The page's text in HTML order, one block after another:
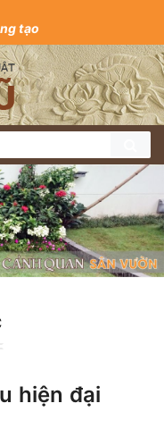
tạo
hiện đại